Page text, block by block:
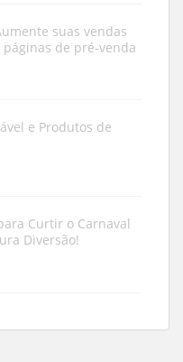
suas vendas
páginas de pré-venda
e Produtos de
Curtir o Carnaval
Diversão!